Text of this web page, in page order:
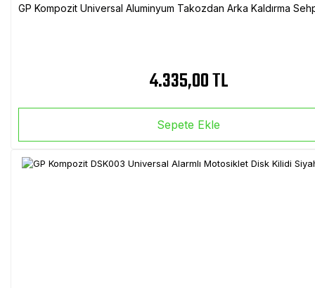
GP Kompozit Universal Aluminyum Takozdan Arka Kaldırma
4.335,00 TL
Sepete Ekle